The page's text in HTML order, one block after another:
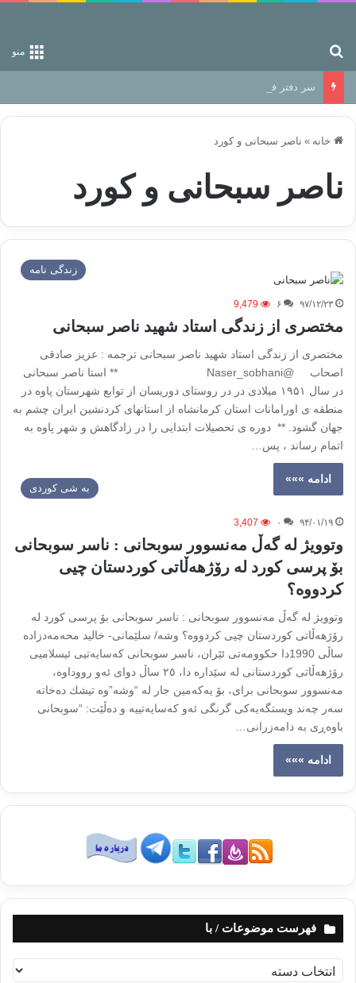
منو
سر دفتر فساد در زمین‌، دوری وکناره‌گیری از راه خداست‌!
خانه » ناصر سبحانی و کورد
ناصر سبحانی و کورد
زندگی نامه
۹۷/۱۲/۲۳ ۶ 9,479
مختصری از زندگی استاد شهید ناصر سبحانی
مختصری از زندگی استاد شهید ناصر سبحانی ترجمه : عزیز صادقی
اصحاب @Naser_sobhani ** استا ناصر سبحانی
در سال ۱۹۵۱ میلادی در در روستای دوریسان از توابع شهرستان پاوه در
منطقه ی اورامانات استان کرمانشاه از استانهای کردنشین ایران چشم به
جهان گشود. ** دوره ی تحصیلات ابتدایی را در زادگاهش و شهر پاوه به
اتمام رساند ، پس…
ادامه »»»
به شی کوردی
۹۴/۰۱/۱۹ ۰ 3,407
وتوویژ له گەڵ مەنسوور سوبحانی : ناسر سوبحانی
بۆ پرسی كورد لە رۆژهەڵاتی كوردستان چیی
كردووە؟
وتوویژ له گەڵ مەنسوور سوبحانی : ناسر سوبحانی بۆ پرسی كورد لە
رۆژهەڵاتی كوردستان چیی كردووە؟ وشە/ سلێمانی- خالید محەمەدزادە
ساڵی‌ 1990دا حكوومەتی‌ ئێران، ناسر سوبحانی‌ كەسایەتیی‌ ئیسلامیی‌
رۆژهەڵاتی‌ كوردستانی‌ لە سێدارە دا‌، ٢٥ ساڵ دوای‌ ئەو رووداوە،
مەنسوور سوبحانی برای‌، بۆ یەكەمین جار لە “وشە”‌وە تیشك دەخاتە
سەر چەند ویستگەیەكی‌ گرنگی‌ ئەو كەسایەتییە ‌و دەڵێت: “سوبحانی‌
باوەڕی‌ بە دامەزرانی‌…
ادامه »»»
فهرست موضوعات / با